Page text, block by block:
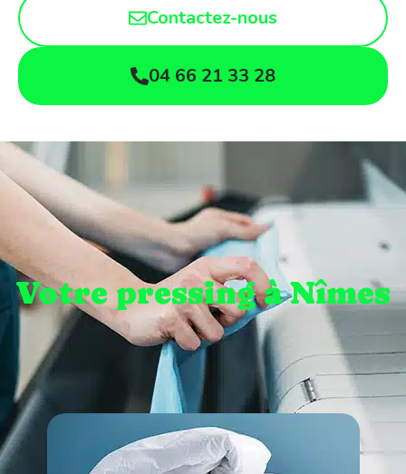
Contactez-nous
04 66 21 33 28
Votre pressing à Nîmes